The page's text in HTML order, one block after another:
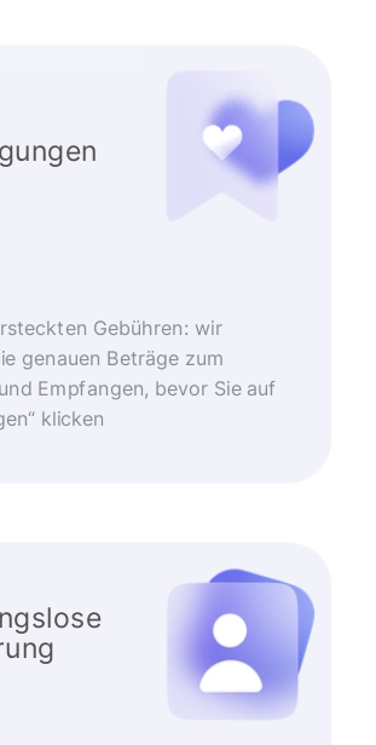
Gebühren: wir
genauen Beträge zum
Empfangen, bevor Sie auf
klicken